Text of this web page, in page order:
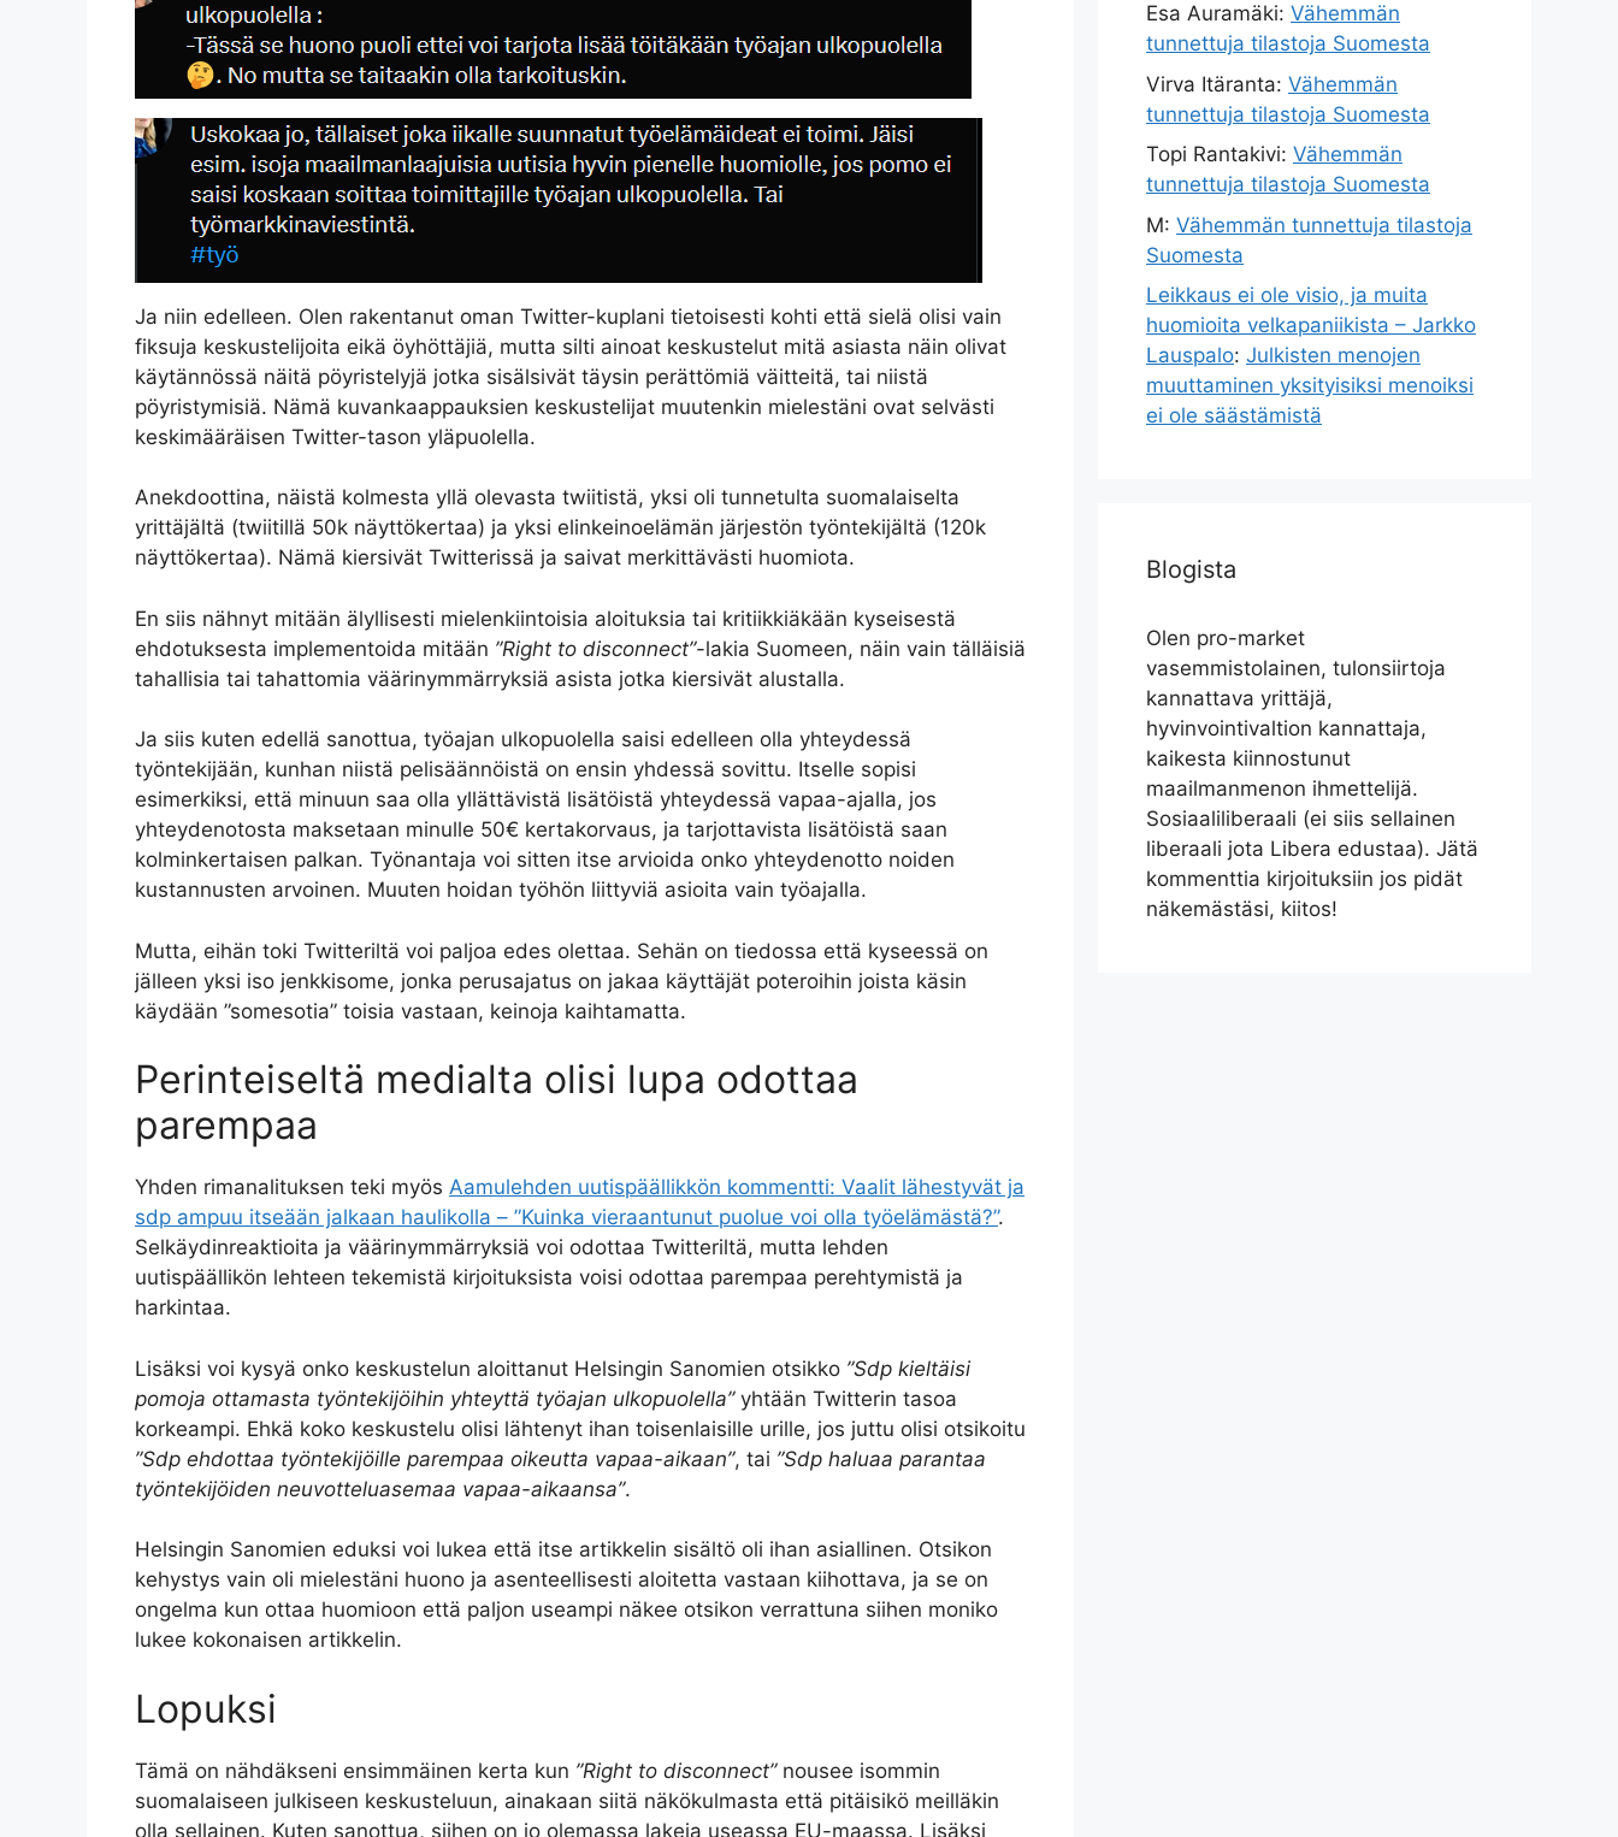
Ja niin edelleen. Olen rakentanut oman Twitter-kuplani tietoisesti kohti että sielä olisi vain
fiksuja keskustelijoita eikä öyhöttäjiä, mutta silti ainoat keskustelut mitä asiasta näin olivat
käytännössä näitä pöyristelyjä jotka sisälsivät täysin perättömiä väitteitä, tai niistä
pöyristymisiä. Nämä kuvankaappauksien keskustelijat muutenkin mielestäni ovat selvästi
keskimääräisen Twitter-tason yläpuolella.
Anekdoottina, näistä kolmesta yllä olevasta twiitistä, yksi oli tunnetulta suomalaiselta
yrittäjältä (twiitillä 50k näyttökertaa) ja yksi elinkeinoelämän järjestön työntekijältä (120k
näyttökertaa). Nämä kiersivät Twitterissä ja saivat merkittävästi huomiota.
En siis nähnyt mitään älyllisesti mielenkiintoisia aloituksia tai kritiikkiäkään kyseisestä
ehdotuksesta implementoida mitään ”Right to disconnect”-lakia Suomeen, näin vain tälläisiä
tahallisia tai tahattomia väärinymmärryksiä asista jotka kiersivät alustalla.
Ja siis kuten edellä sanottua, työajan ulkopuolella saisi edelleen olla yhteydessä
työntekijään, kunhan niistä pelisäännöistä on ensin yhdessä sovittu. Itselle sopisi
esimerkiksi, että minuun saa olla yllättävistä lisätöistä yhteydessä vapaa-ajalla, jos
yhteydenotosta maksetaan minulle 50€ kertakorvaus, ja tarjottavista lisätöistä saan
kolminkertaisen palkan. Työnantaja voi sitten itse arvioida onko yhteydenotto noiden
kustannusten arvoinen. Muuten hoidan työhön liittyviä asioita vain työajalla.
Mutta, eihän toki Twitteriltä voi paljoa edes olettaa. Sehän on tiedossa että kyseessä on
jälleen yksi iso jenkkisome, jonka perusajatus on jakaa käyttäjät poteroihin joista käsin
käydään ”somesotia” toisia vastaan, keinoja kaihtamatta.
Perinteiseltä medialta olisi lupa odottaa
parempaa
Yhden rimanalituksen teki myös Aamulehden uutispäällikkön kommentti: Vaalit lähestyvät ja
sdp ampuu itseään jalkaan haulikolla – ”Kuinka vieraantunut puolue voi olla työelämästä?”.
Selkäydinreaktioita ja väärinymmärryksiä voi odottaa Twitteriltä, mutta lehden
uutispäällikön lehteen tekemistä kirjoituksista voisi odottaa parempaa perehtymistä ja
harkintaa.
Lisäksi voi kysyä onko keskustelun aloittanut Helsingin Sanomien otsikko ”Sdp kieltäisi
pomoja ottamasta työntekijöihin yhteyttä työajan ulkopuolella”yhtään Twitterin tasoa
korkeampi. Ehkä koko keskustelu olisi lähtenyt ihan toisenlaisille urille, jos juttu olisi otsikoitu
”Sdp ehdottaa työntekijöille parempaa oikeutta vapaa-aikaan”, tai ”Sdp haluaa parantaa
työntekijöiden neuvotteluasemaa vapaa-aikaansa”.
Helsingin Sanomien eduksi voi lukea että itse artikkelin sisältö oli ihan asiallinen. Otsikon
kehystys vain oli mielestäni huono ja asenteellisesti aloitetta vastaan kiihottava, ja se on
ongelma kun ottaa huomioon että paljon useampi näkee otsikon verrattuna siihen moniko
lukee kokonaisen artikkelin.
Lopuksi
Tämä on nähdäkseni ensimmäinen kerta kun ”Right to disconnect”nousee isommin
suomalaiseen julkiseen keskusteluun, ainakaan siitä näkökulmasta että pitäisikö meilläkin
olla sellainen. Kuten sanottua, siihen on jo olemassa lakeja useassa EU-maassa. Lisäksi
Esa Auramäki: Vähemmän
tunnettuja tilastoja Suomesta
Virva Itäranta: Vähemmän
tunnettuja tilastoja Suomesta
Topi Rantakivi: Vähemmän
tunnettuja tilastoja Suomesta
M: Vähemmän tunnettuja tilastoja
Suomesta
Leikkaus ei ole visio, ja muita
huomioita velkapaniikista – Jarkko
Lauspalo: Julkisten menojen
muuttaminen yksityisiksi menoiksi
ei ole säästämistä
Blogista
Olen pro-market
vasemmistolainen, tulonsiirtoja
kannattava yrittäjä,
hyvinvointivaltion kannattaja,
kaikesta kiinnostunut
maailmanmenon ihmettelijä.
Sosiaaliliberaali (ei siis sellainen
liberaali jota Libera edustaa). Jätä
kommenttia kirjoituksiin jos pidät
näkemästäsi, kiitos!